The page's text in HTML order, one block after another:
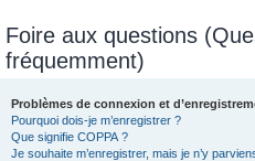
Foire aux questions
fréquemment)
Problèmes de connexion et
Pourquoi dois-je m’enregistrer ?
Que signifie COPPA ?
Je souhaite m’enregistrer, mais je n’y